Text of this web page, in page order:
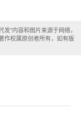
"内容和图片来源于网络，
作权属原创者所有，如有版